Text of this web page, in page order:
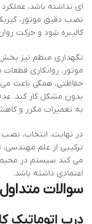
ای نداشته باشد،
نصب دقیق موتور،
کالیبره شود و حرکت
نگهداری منظم نیز
موتور، روانکاری
حفاظتی، همگی باعث
بدون مشکل کار کند.
به تعمیرات مکرر و
در نهایت، انتخاب،
ترکیبی از علم
می کند سیستم در محیط
اعتمادی داشته باشد.
سوالات متداول
درب اتوماتیک